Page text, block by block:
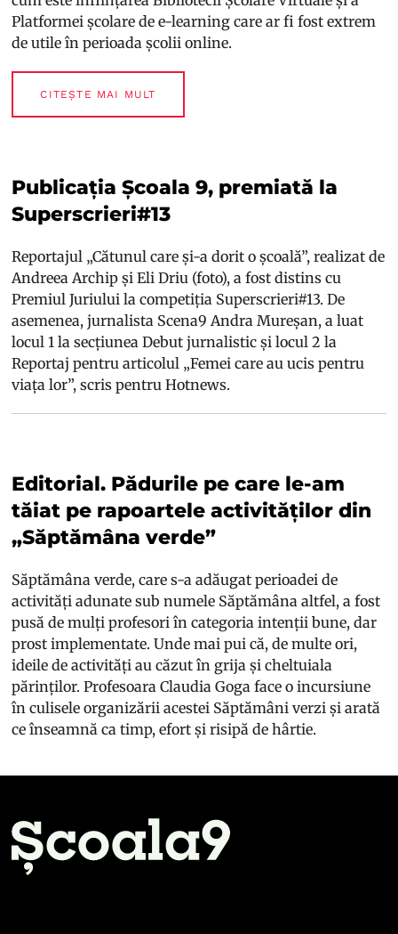
Platformei școlare de e-learning care ar fi fost extrem
de utile în perioada școlii online.
CITEȘTE MAI MULT
Publicația Școala 9, premiată la
Superscrieri#13
Reportajul „Cătunul care și-a dorit o școală”, realizat de
Andreea Archip și Eli Driu (foto), a fost distins cu
Premiul Juriului la competiția Superscrieri#13. De
asemenea, jurnalista Scena9 Andra Mureșan, a luat
locul 1 la secțiunea Debut jurnalistic și locul 2 la
Reportaj pentru articolul „Femei care au ucis pentru
viața lor”, scris pentru Hotnews.
Editorial. Pădurile pe care le-am
tăiat pe rapoartele activităților din
„Săptămâna verde”
Săptămâna verde, care s-a adăugat perioadei de
activități adunate sub numele Săptămâna altfel, a fost
pusă de mulți profesori în categoria intenții bune, dar
prost implementate. Unde mai pui că, de multe ori,
ideile de activități au căzut în grija și cheltuiala
părinților. Profesoara Claudia Goga face o incursiune
în culisele organizării acestei Săptămâni verzi și arată
ce înseamnă ca timp, efort și risipă de hârtie.